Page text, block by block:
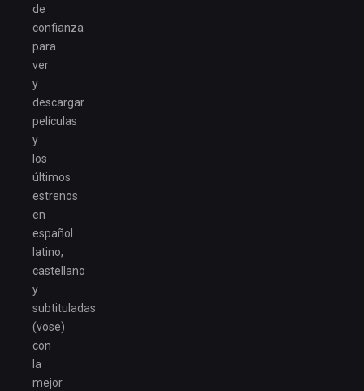
de
confianza
para
ver
y
descargar
películas
y
los
últimos
estrenos
en
español
latino,
castellano
y
subtituladas
(vose)
con
la
mejor